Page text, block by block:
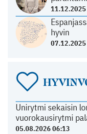
hyvin
Unirytmi sekaisin
vuorokausirytmi
05.08.2026 06:13